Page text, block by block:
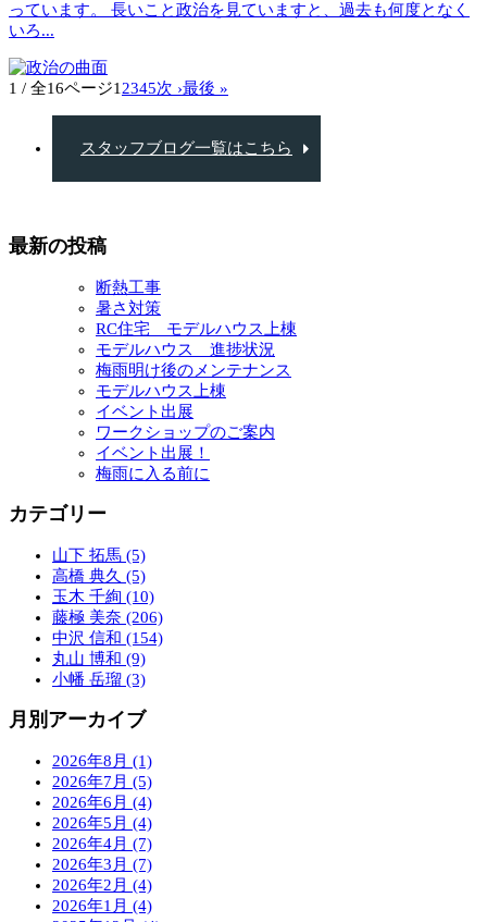
っています。 長いこと政治を見ていますと、過去も何度となく
いろ...
1 / 全16ページ12345次 ›最後 »
スタッフブログ一覧はこちら
最新の投稿
断熱工事
暑さ対策
RC住宅 モデルハウス上棟
モデルハウス 進捗状況
梅雨明け後のメンテナンス
モデルハウス上棟
イベント出展
ワークショップのご案内
イベント出展！
梅雨に入る前に
カテゴリー
山下 拓馬 (5)
高橋 典久 (5)
玉木 千絢 (10)
藤極 美奈 (206)
中沢 信和 (154)
丸山 博和 (9)
小幡 岳瑠 (3)
月別アーカイブ
2026年8月 (1)
2026年7月 (5)
2026年6月 (4)
2026年5月 (4)
2026年4月 (7)
2026年3月 (7)
2026年2月 (4)
2026年1月 (4)